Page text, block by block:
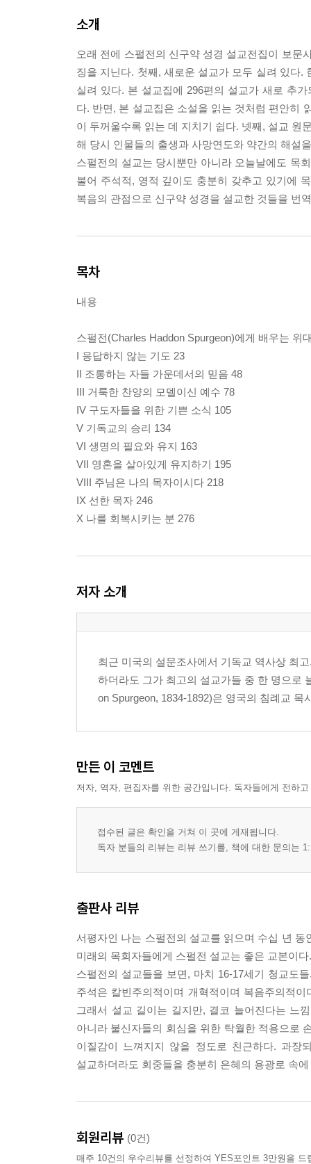
소개
오래 전에 스펄전의 신구약 성경 설교전집이 보문
징을 지닌다. 첫째, 새로운 설교가 모두 실려 있다.
실려 있다. 본 설교집에 296편의 설교가 새로 추
다. 반면, 본 설교집은 소설을 읽는 것처럼 편안히
이 두꺼울수록 읽는 데 지치기 쉽다. 넷째, 설교 원
해 당시 인물들의 출생과 사망연도와 약간의 해설
스펄전의 설교는 당시뿐만 아니라 오늘날에도 목
불어 주석적, 영적 깊이도 충분히 갖추고 있기에
복음의 관점으로 신구약 성경을 설교한 것들을 번
목차
내용
스펄전(Charles Haddon Spurgeon)에게 배우는 위
I 응답하지 않는 기도 23
II 조롱하는 자들 가운데서의 믿음 48
III 거룩한 찬양의 모델이신 예수 78
IV 구도자들을 위한 기쁜 소식 105
V 기독교의 승리 134
VI 생명의 필요와 유지 163
VII 영혼을 살아있게 유지하기 195
VIII 주님은 나의 목자이시다 218
IX 선한 목자 246
X 나를 회복시키는 분 276
저자 소개
최근 미국의 설문조사에서 기독교 역사상 최
하더라도 그가 최고의 설교가들 중 한 명으로
on Spurgeon, 1834-1892)은 영국의 침례교 목
만든 이 코멘트
저자, 역자, 편집자를 위한 공간입니다. 독자들에게 전하
접수된 글은 확인을 거쳐 이 곳에 게재됩니다.
독자 분들의 리뷰는 리뷰 쓰기를, 책에 대한 문의는
출판사 리뷰
서평자인 나는 스펄전의 설교를 읽으며 수십 년
미래의 목회자들에게 스펄전 설교는 좋은 교본이
스펄전의 설교들을 보면, 마치 16-17세기 청교도
주석은 칼빈주의적이며 개혁적이며 복음주의적
그래서 설교 길이는 길지만, 결코 늘어진다는 느
아니라 불신자들의 회심을 위한 탁월한 적용으로
이질감이 느껴지지 않을 정도로 친근하다. 과
설교하더라도 회중들을 충분히 은혜의 용광로 속
회원리뷰 (0건)
매주 10건의 우수리뷰를 선정하여 YES포인트 3만원을 드